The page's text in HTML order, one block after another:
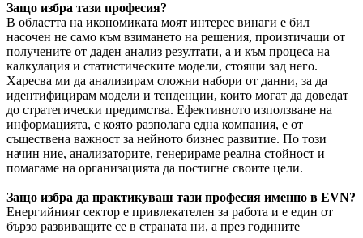
Защо избра тази професия?
В областта на икономиката моят интерес винаги е бил
насочен не само към взимането на решения, произтичащи от
получените от даден анализ резултати, а и към процеса на
калкулация и статистическите модели, стоящи зад него.
Харесва ми да анализирам сложни набори от данни, за да
идентифицирам модели и тенденции, които могат да доведат
до стратегически предимства. Ефективното използване на
информацията, с която разполага една компания, е от
съществена важност за нейното бизнес развитие. По този
начин ние, анализаторите, генерираме реална стойност и
помагаме на организацията да постигне своите цели.
Защо избра да практикуваш тази професия именно в EVN?
Енергийният сектор е привлекателен за работа и е един от
бързо развиващите се в страната ни, а през годините